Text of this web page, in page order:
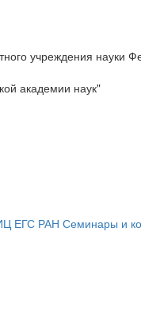
учреждения науки
академии наук"
ЕГС РАН Семинары и